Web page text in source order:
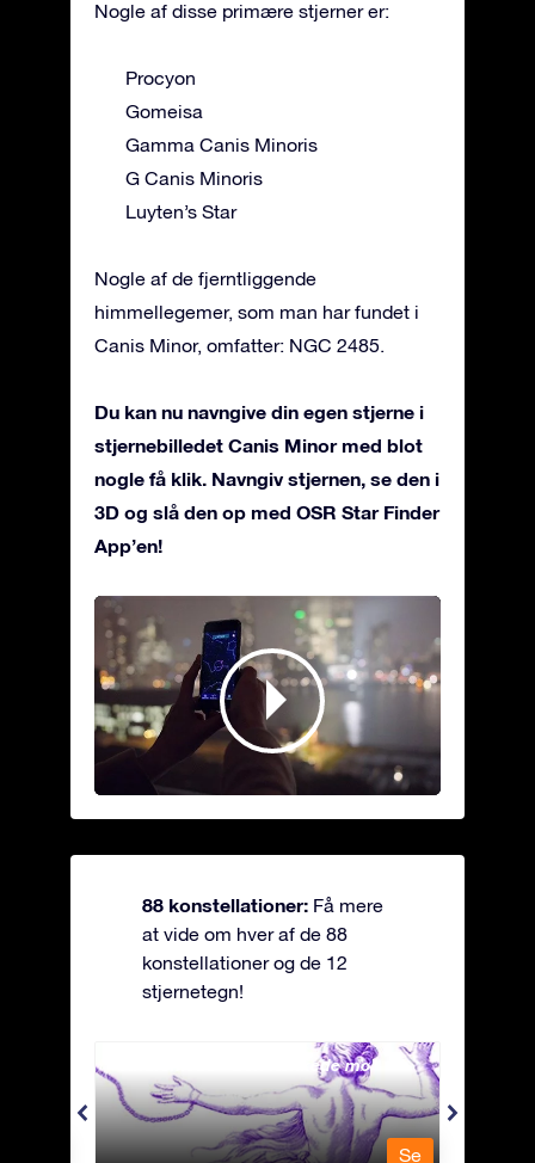
Nogle af disse primære stjerner er:
Procyon
Gomeisa
Gamma Canis Minoris
G Canis Minoris
Luyten’s Star
Nogle af de fjerntliggende
himmellegemer, som man har fundet i
Canis Minor, omfatter: NGC 2485.
Du kan nu navngive din egen stjerne i
stjernebilledet Canis Minor med blot
nogle få klik. Navngiv stjernen, se den i
3D og slå den op med OSR Star Finder
App’en!
88 konstellationer: Få mere
at vide om hver af de 88
konstellationer og de 12
stjernetegn!
Andromeda - Den lænkede mø
Se